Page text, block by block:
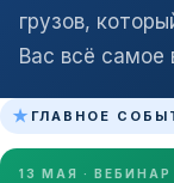
грузов,
Вас всё
★ ГЛАВНОЕ
13 МАЯ · ВЕБИНАР